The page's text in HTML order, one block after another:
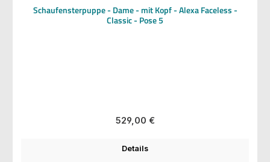
Schaufensterpuppe - Dame - mit Kopf - Alexa Faceless -
Classic - Pose 5
Regulärer Preis:
529,00 €
Details